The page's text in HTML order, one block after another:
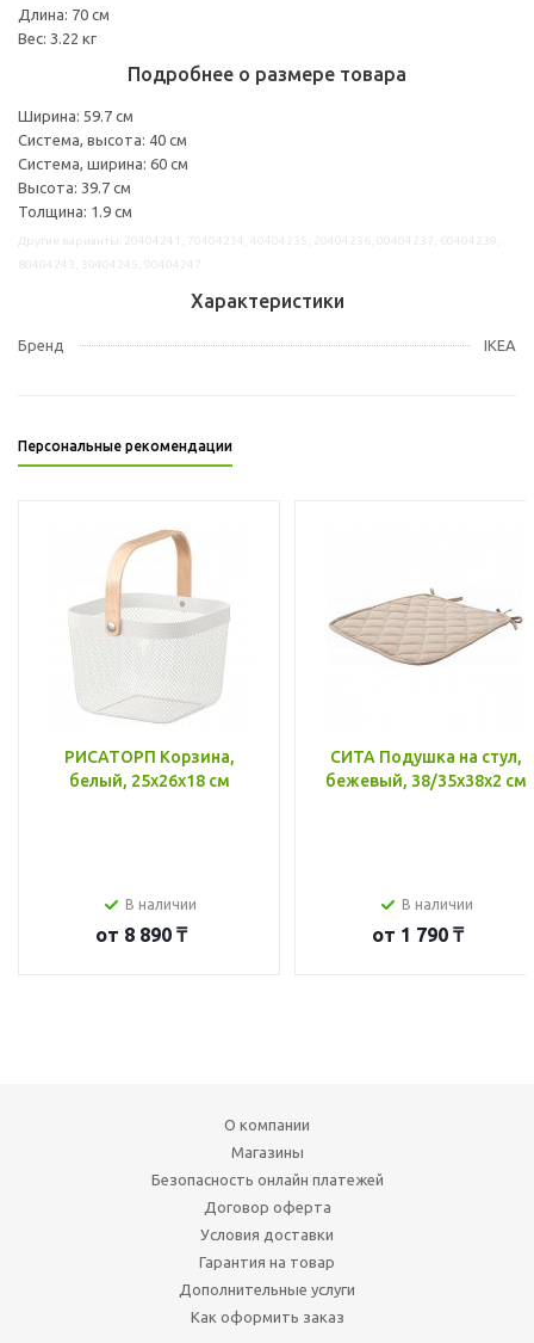
Длина: 70 см
Вес: 3.22 кг
Подробнее о размере товара
Ширина: 59.7 см
Система, высота: 40 см
Система, ширина: 60 см
Высота: 39.7 см
Толщина: 1.9 см
Характеристики
Бренд IKEA
Персональные рекомендации
РИСАТОРП Корзина,
белый, 25x26x18 см
В наличии
от 8 890 ₸
СИТА Подушка на стул,
бежевый, 38/35x38x2 см
В наличии
от 1 790 ₸
О компании
Магазины
Безопасность онлайн платежей
Договор оферта
Условия доставки
Гарантия на товар
Дополнительные услуги
Как оформить заказ